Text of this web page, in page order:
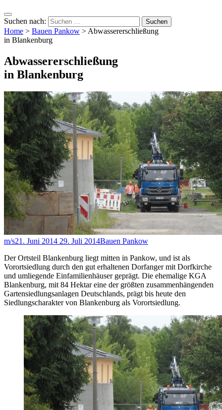
Suchen nach:
Home > Bauen Pankow >Abwassererschließung
in Blankenburg
Abwassererschließung
in Blankenburg
m/s21. Juni 2014 29. Juli 2014Bauen Pankow
Der Ortsteil Blankenburg liegt mitten in Pankow, und ist als
Vorortsiedlung durch den gut erhaltenen Dorfanger mit Dorfkirche
und umliegende Einfamilienhäuser geprägt. Die ehemalige KGA
Blankenburg, mit 84 Hektar eine der größten zusammenhängenden
Gartensiedlungsanlagen Deutschlands, prägt bis heute den
Siedlungscharakter von Blankenburg als Vorortsiedlung.